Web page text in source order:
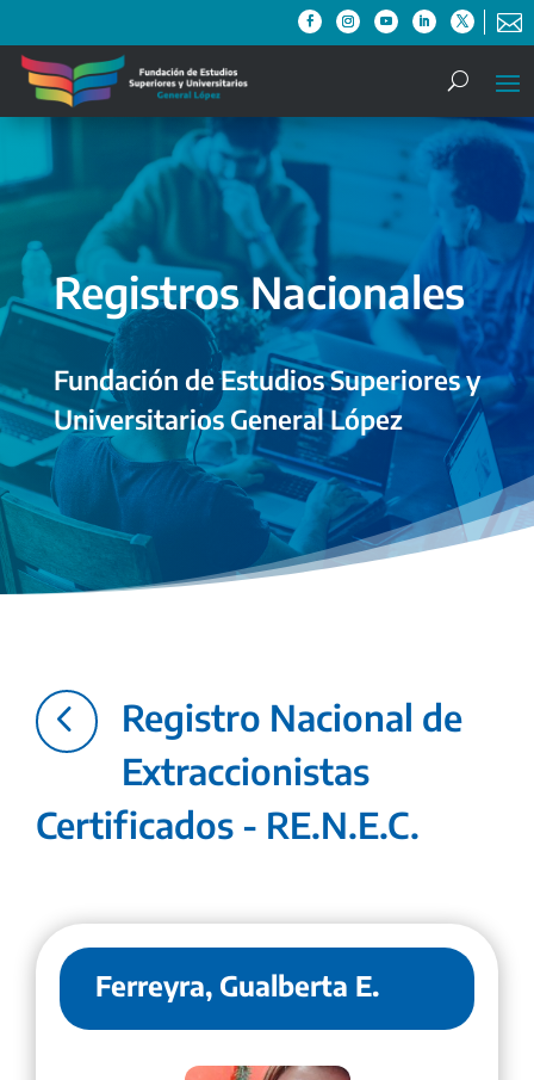

Registros Nacionales
Fundación de Estudios Superiores y
Universitarios General López
4
Registro Nacional de
Extraccionistas
Certificados - RE.N.E.C.
Ferreyra, Gualberta E.